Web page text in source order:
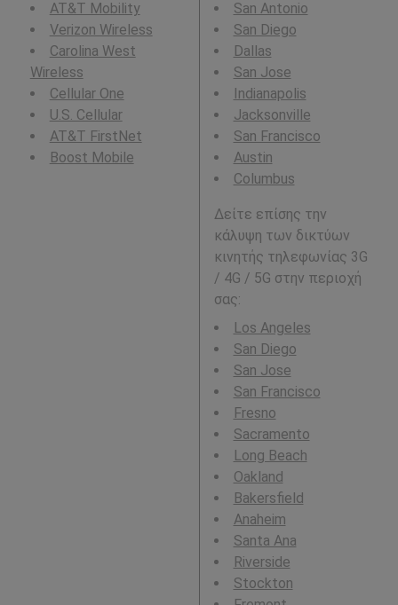
AT&T Mobility
Verizon Wireless
Carolina West
Wireless
Cellular One
U.S. Cellular
AT&T FirstNet
Boost Mobile
San Antonio
San Diego
Dallas
San Jose
Indianapolis
Jacksonville
San Francisco
Austin
Columbus
Δείτε επίσης την
κάλυψη των δικτύων
κινητής τηλεφωνίας 3G
/ 4G / 5G στην περιοχή
σας:
Los Angeles
San Diego
San Jose
San Francisco
Fresno
Sacramento
Long Beach
Oakland
Bakersfield
Anaheim
Santa Ana
Riverside
Stockton